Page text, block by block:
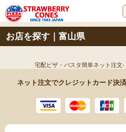
お店を探す｜富山県
宅配ピザ・パスタ簡単ネット注文
ネット注文でクレジットカード決